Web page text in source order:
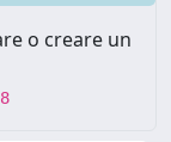
o creare un